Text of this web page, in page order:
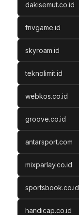
dakisemut.co.id
frivgame.id
skyroam.id
teknolimit.id
webkos.co.id
groove.co.id
antarsport.com
mixparlay.co.id
sportsbook.co.id
handicap.co.id